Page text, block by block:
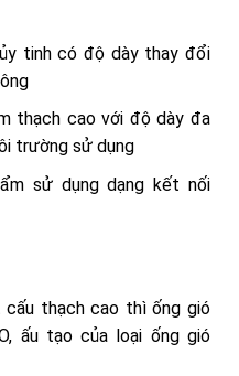
tinh có độ dày thay đổi
thạch cao với độ dày đa
trường sử dụng
sử dụng dạng kết nối
thạch cao thì ống gió
ấu tạo của loại ống gió